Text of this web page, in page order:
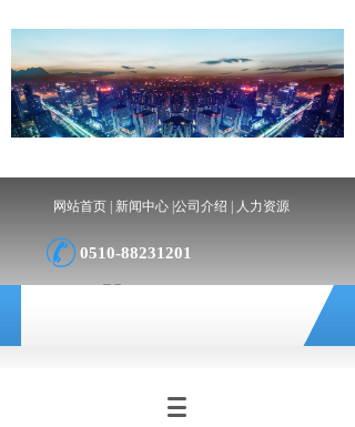
0510-88231201
网站首页 新闻中心 公司介绍 人力资源